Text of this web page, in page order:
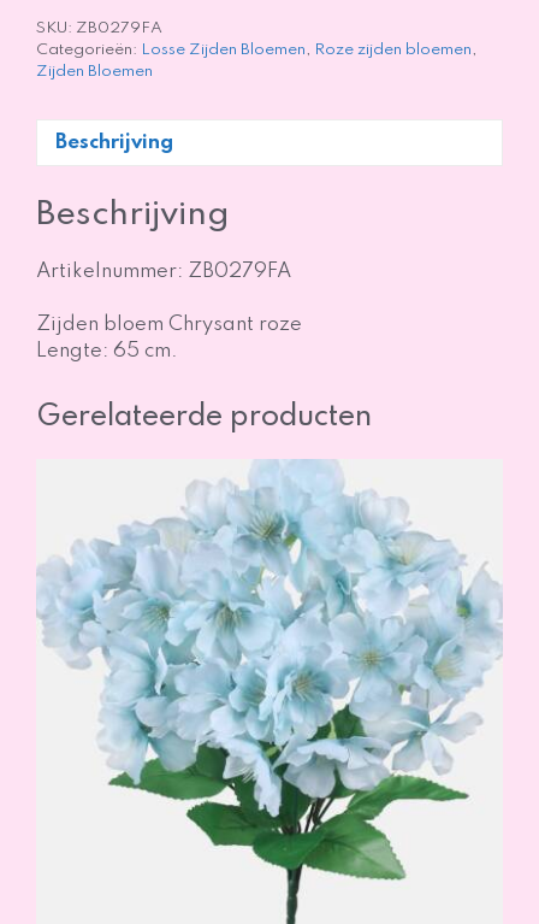
65cm
aantal
SKU: ZB0279FA
Categorieën: Losse Zijden Bloemen, Roze zijden bloemen,
Zijden Bloemen
Beschrijving
Beschrijving
Artikelnummer: ZB0279FA
Zijden bloem Chrysant roze
Lengte: 65 cm.
Gerelateerde producten